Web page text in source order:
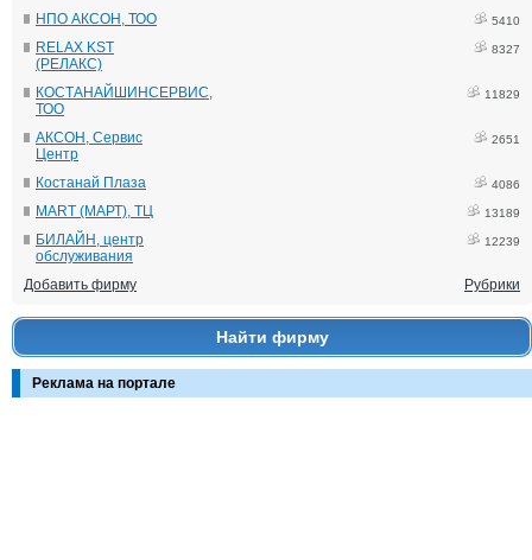
НПО АКСОН, ТОО 5410
RELAX KST
(РЕЛАКС)
8327
КОСТАНАЙШИНСЕРВИС,
ТОО
11829
АКСОН, Сервис
Центр
2651
Костанай Плаза 4086
MART (МАРТ), ТЦ 13189
БИЛАЙН, центр
обслуживания
12239
Добавить фирму Рубрики
Найти фирму
Реклама на портале